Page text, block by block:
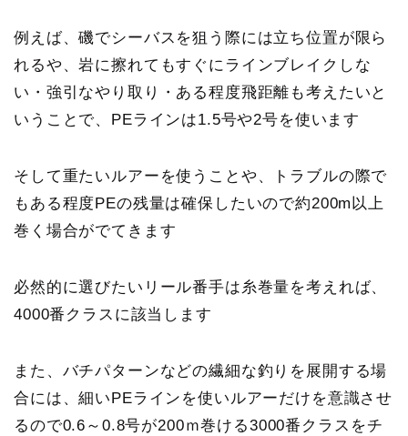
例えば、磯でシーバスを狙う際には立ち位置が限ら
れるや、岩に擦れてもすぐにラインブレイクしな
い・強引なやり取り・ある程度飛距離も考えたいと
いうことで、PEラインは1.5号や2号を使います
そして重たいルアーを使うことや、トラブルの際で
もある程度PEの残量は確保したいので約200m以上
巻く場合がでてきます
必然的に選びたいリール番手は糸巻量を考えれば、
4000番クラスに該当します
また、バチパターンなどの繊細な釣りを展開する場
合には、細いPEラインを使いルアーだけを意識させ
るので0.6～0.8号が200ｍ巻ける3000番クラスをチ